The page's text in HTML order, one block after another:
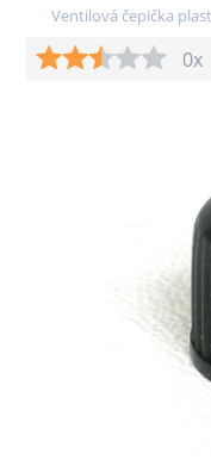
Ventilová čepička
0x